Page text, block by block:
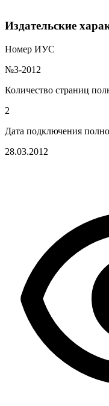
Издательские
Номер ИУС
№3-2012
Количество страниц
2
Дата подключения
28.03.2012